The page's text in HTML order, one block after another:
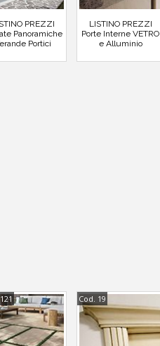
PREZZI
Panoramiche
Portici
LISTINO PREZZI
Porte Interne VETRO
e Alluminio
Cod. 19